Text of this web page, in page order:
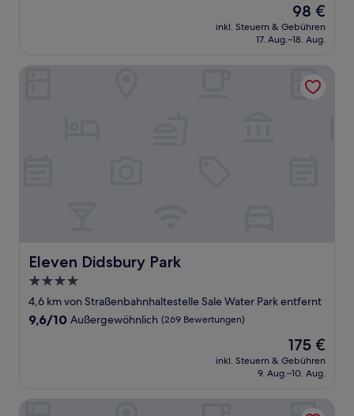
Der
Preis
beträgt
98 €
inkl. Steuern & Gebühren
17. Aug.–18. Aug.
Eleven Didsbury Park
Eleven Didsbury Park
4.0-
Sterne-
Unterkunft
4,6 km von Straßenbahnhaltestelle Sale Water Park entfernt
9.6
9,6/10 Außergewöhnlich (269 Bewertungen)
Der
Preis
beträgt
175 €
inkl. Steuern & Gebühren
9. Aug.–10. Aug.